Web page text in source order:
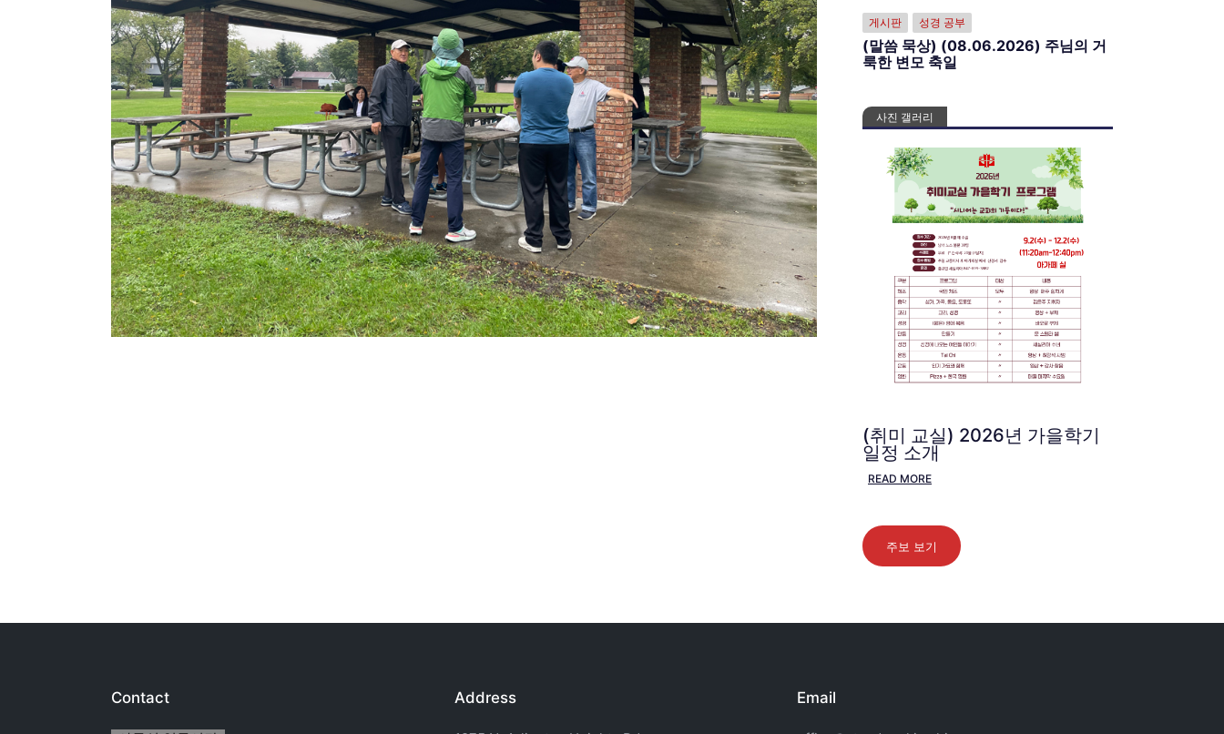
게시판 성경 공부
(말씀 묵상) (08.06.2026) 주님의 거
룩한 변모 축일
사진 갤러리
(취미 교실) 2026년 가을학기
일정 소개
READ MORE
주보 보기
Contact Address Email